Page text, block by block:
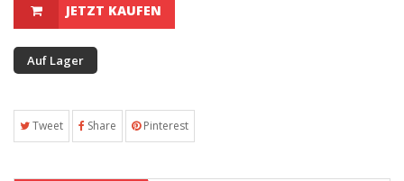
JETZT KAUFEN
Auf Lager
Tweet Share Pinterest